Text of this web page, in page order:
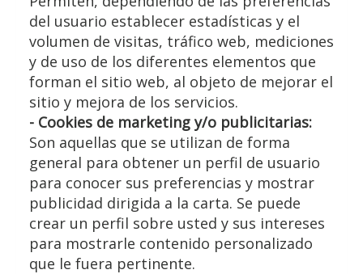
del usuario establecer estadísticas y el
volumen de visitas, tráfico web, mediciones
y de uso de los diferentes elementos que
forman el sitio web, al objeto de mejorar el
sitio y mejora de los servicios.
- Cookies de marketing y/o publicitarias:
Son aquellas que se utilizan de forma
general para obtener un perfil de usuario
para conocer sus preferencias y mostrar
publicidad dirigida a la carta. Se puede
crear un perfil sobre usted y sus intereses
para mostrarle contenido personalizado
que le fuera pertinente.